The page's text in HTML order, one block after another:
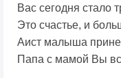
Вас сегодня стало
Это счастье, и
Аист малыша
Папа с мамой Вы